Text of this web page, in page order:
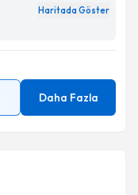
Haritada Göster
Daha Fazla